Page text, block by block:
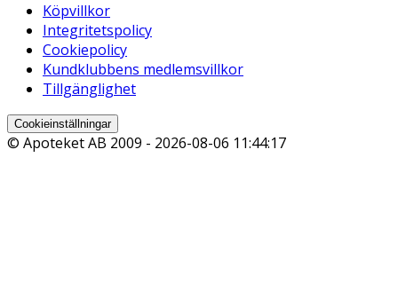
Köpvillkor
Integritetspolicy
Cookiepolicy
Kundklubbens medlemsvillkor
Tillgänglighet
Cookieinställningar
© Apoteket AB 2009 - 2026-08-06 11:44:17